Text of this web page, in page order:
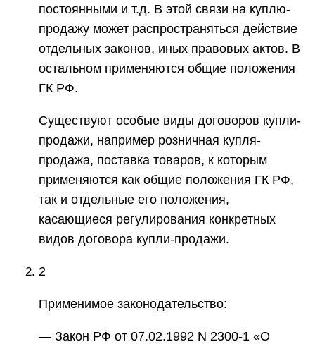
постоянными и т.д. В этой связи на куплю-
продажу может распространяться действие
отдельных законов, иных правовых актов. В
остальном применяются общие положения
ГК РФ.
Существуют особые виды договоров купли-
продажи, например розничная купля-
продажа, поставка товаров, к которым
применяются как общие положения ГК РФ,
так и отдельные его положения,
касающиеся регулирования конкретных
видов договора купли-продажи.
2
Применимое законодательство:
— Закон РФ от 07.02.1992 N 2300-1 «О